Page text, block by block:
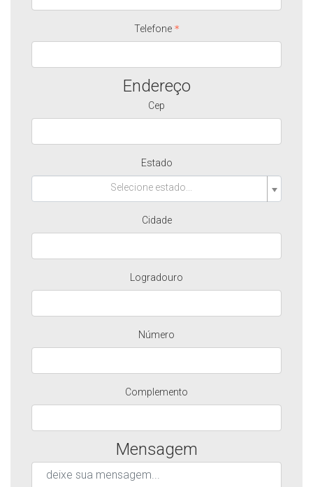
Telefone
Endereço
Cep
Estado
Selecione estado...
Cidade
Logradouro
Número
Complemento
Mensagem